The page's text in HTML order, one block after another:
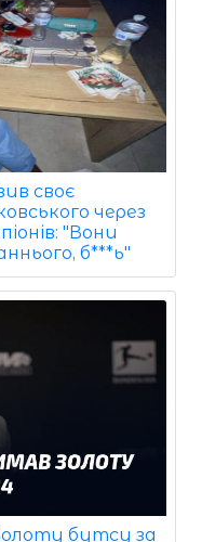
своє
через
"Вони
б***ь"
бутсу за